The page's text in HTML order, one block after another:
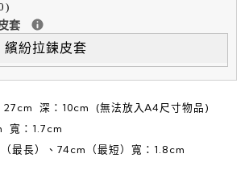
套
繽紛拉鍊皮套
深：10cm (無法放入A4尺寸物品)
寬：1.7cm
最長）、74cm（最短）寬：1.8cm